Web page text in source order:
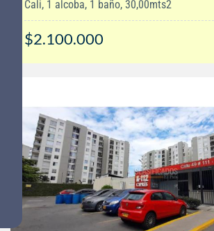
Cali, 1 alcoba, 1 baño, 30,00mts2
$2.100.000